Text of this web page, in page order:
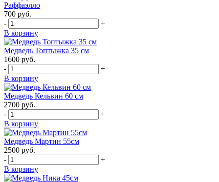
Раффаэлло
700 руб.
-
+
В корзину
Медведь Топтыжка 35 см
1600 руб.
-
+
В корзину
Медведь Кельвин 60 см
2700 руб.
-
+
В корзину
Медведь Мартин 55см
2500 руб.
-
+
В корзину